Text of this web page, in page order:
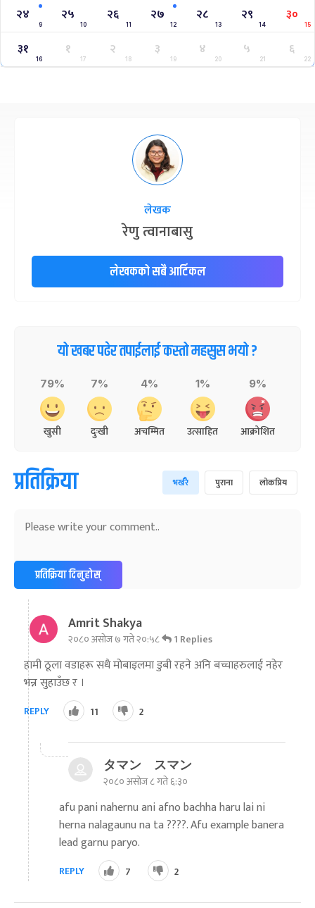
२४
9
२५
10
२६
11
२७
12
२८
13
२९
14
३०
15
३१
16
१
17
२
18
३
19
४
20
५
21
६
22
लेखक
रेणु त्वानाबासु
लेखकको सबै आर्टिकल
यो खबर पढेर तपाईलाई कस्तो महसुस भयो ?
79%
खुसी
7%
दुःखी
4%
अचम्मित
1%
उत्साहित
9%
आक्रोशित
प्रतिक्रिया भर्खरै पुराना लोकप्रिय
प्रतिक्रिया दिनुहोस्
Amrit Shakya
२०८० असोज ७ गते २०:५८ 1 Replies
हामी ठूला वडाहरू सधै मोबाइलमा डुबी रहने अनि बच्चाहरुलाई नहेर
भन्न सुहाउँछ र ।
REPLY 11 2
タマン スマン
२०८० असोज ८ गते ६:३०
afu pani nahernu ani afno bachha haru lai ni
herna nalagaunu na ta ????. Afu example banera
lead garnu paryo.
REPLY 7 2